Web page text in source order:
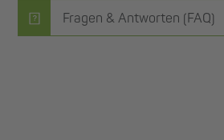
Fragen & Antworten (FAQ)